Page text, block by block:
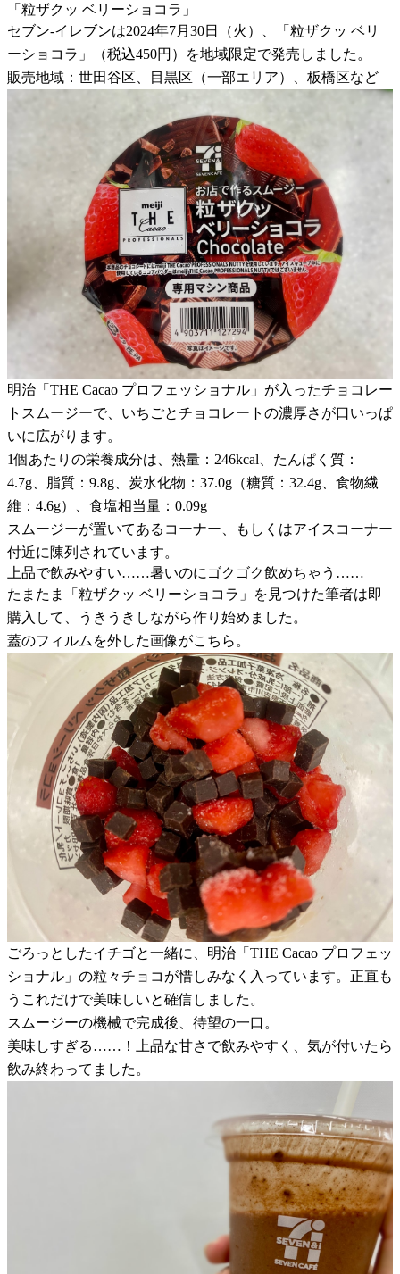
「粒ザクッ ベリーショコラ」
セブン-イレブンは2024年7月30日（火）、「粒ザクッ ベリ
ーショコラ」（税込450円）を地域限定で発売しました。
販売地域：世田谷区、目黒区（一部エリア）、板橋区など
明治「THE Cacao プロフェッショナル」が入ったチョコレー
トスムージーで、いちごとチョコレートの濃厚さが口いっぱ
いに広がります。
1個あたりの栄養成分は、熱量：246kcal、たんぱく質：
4.7g、脂質：9.8g、炭水化物：37.0g（糖質：32.4g、食物繊
維：4.6g）、食塩相当量：0.09g
スムージーが置いてあるコーナー、もしくはアイスコーナー
付近に陳列されています。
上品で飲みやすい……暑いのにゴクゴク飲めちゃう……
たまたま「粒ザクッ ベリーショコラ」を見つけた筆者は即
購入して、うきうきしながら作り始めました。
蓋のフィルムを外した画像がこちら。
ごろっとしたイチゴと一緒に、明治「THE Cacao プロフェッ
ショナル」の粒々チョコが惜しみなく入っています。正直も
うこれだけで美味しいと確信しました。
スムージーの機械で完成後、待望の一口。
美味しすぎる……！上品な甘さで飲みやすく、気が付いたら
飲み終わってました。